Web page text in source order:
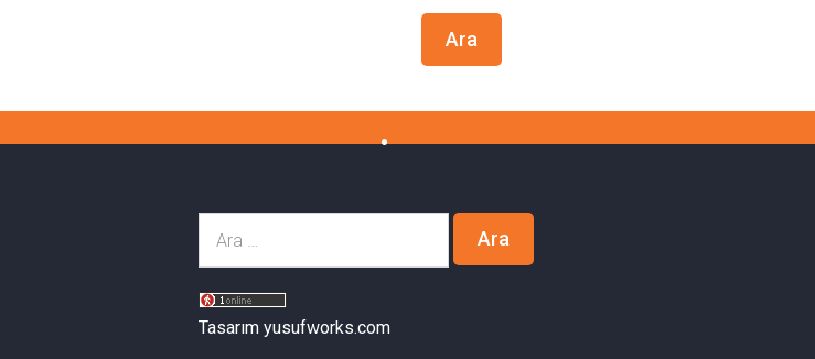
Tasarım yusufworks.com